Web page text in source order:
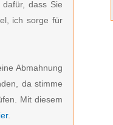
dass Sie
ich sorge für
Abmahnung
da stimme
Mit diesem
.